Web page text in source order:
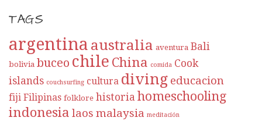
a
d
a
TAGS
argentina australia aventura Bali
bolivia buceo chile China comida Cook
islands couchsurfing cultura diving educacion
fiji Filipinas folklore historia homeschooling
indonesia laos malaysia meditación